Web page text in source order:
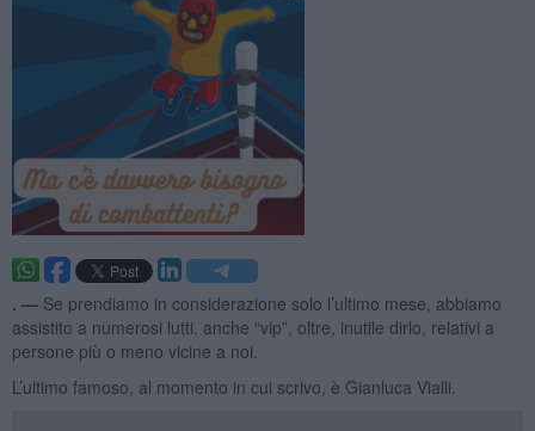
. — Se prendiamo in considerazione solo l’ultimo mese, abbiamo
assistito a numerosi lutti, anche “vip”, oltre, inutile dirlo, relativi a
persone più o meno vicine a noi.
L’ultimo famoso, al momento in cui scrivo, è Gianluca Vialli.